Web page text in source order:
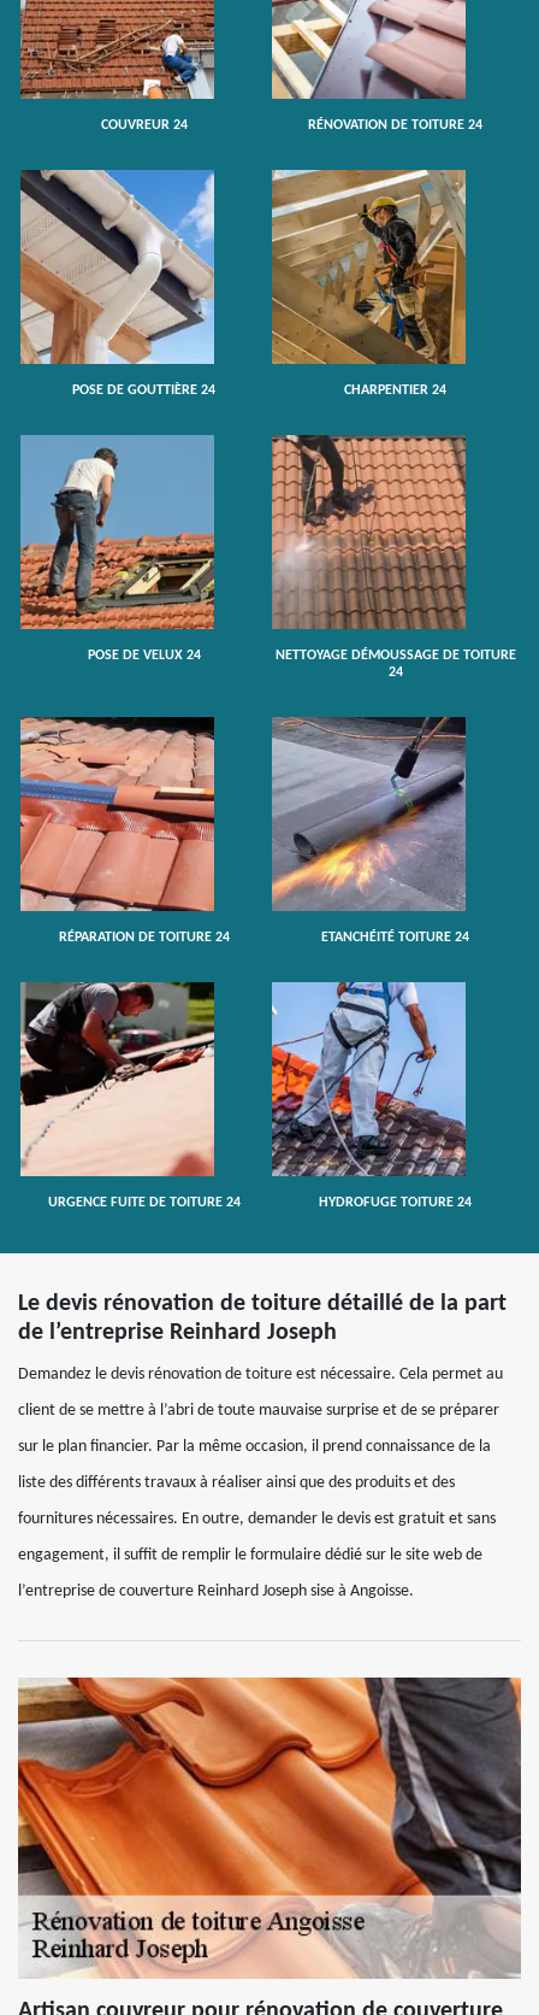
COUVREUR 24 RÉNOVATION DE TOITURE 24
POSE DE GOUTTIÈRE 24 CHARPENTIER 24
POSE DE VELUX 24
NETTOYAGE DÉMOUSSAGE DE TOITURE
24
RÉPARATION DE TOITURE 24 ETANCHÉITÉ TOITURE 24
URGENCE FUITE DE TOITURE 24 HYDROFUGE TOITURE 24
Le devis rénovation de toiture détaillé de la part
de l’entreprise Reinhard Joseph
Demandez le devis rénovation de toiture est nécessaire. Cela permet au
client de se mettre à l’abri de toute mauvaise surprise et de se préparer
sur le plan financier. Par la même occasion, il prend connaissance de la
liste des différents travaux à réaliser ainsi que des produits et des
fournitures nécessaires. En outre, demander le devis est gratuit et sans
engagement, il suffit de remplir le formulaire dédié sur le site web de
l’entreprise de couverture Reinhard Joseph sise à Angoisse.